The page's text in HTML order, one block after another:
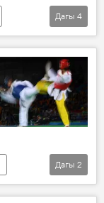
Дагы 4
Дагы 2